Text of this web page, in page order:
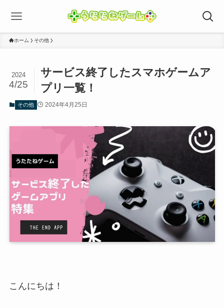
ホーム その他
サービス終了したスマホゲームア
プリ一覧！
2024
4/25
その他 2024年4月25日
こんにちは！